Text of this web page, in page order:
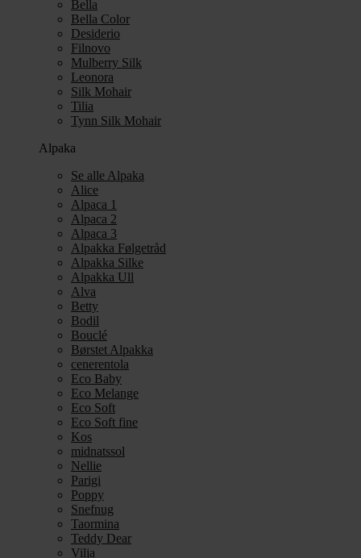
Bella
Bella Color
Desiderio
Filnovo
Mulberry Silk
Leonora
Silk Mohair
Tilia
Tynn Silk Mohair
Alpaka
Se alle Alpaka
Alice
Alpaca 1
Alpaca 2
Alpaca 3
Alpakka Følgetråd
Alpakka Silke
Alpakka Ull
Alva
Betty
Bodil
Bouclé
Børstet Alpakka
cenerentola
Eco Baby
Eco Melange
Eco Soft
Eco Soft fine
Kos
midnatssol
Nellie
Parigi
Poppy
Snefnug
Taormina
Teddy Dear
Vilja